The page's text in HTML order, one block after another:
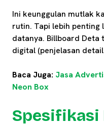
Ini keunggulan mutlak
rutin. Tapi lebih penting
datanya. Billboard Deta
digital (penjelasan
Baca Juga: Jasa
Neon Box
Spesifikasi